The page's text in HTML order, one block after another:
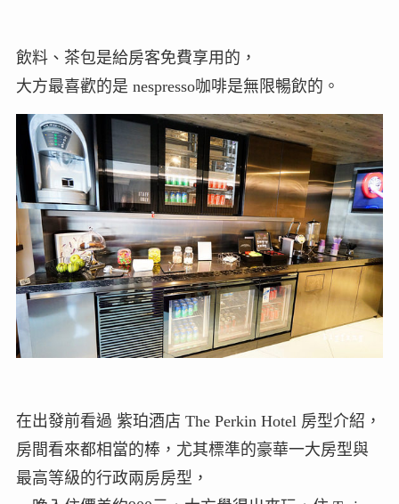
飲料、茶包是給房客免費享用的，
大方最喜歡的是 nespresso咖啡是無限暢飲的。
在出發前看過 紫珀酒店 The Perkin Hotel 房型介紹，
房間看來都相當的棒，尤其標準的豪華一大房型與
最高等級的行政兩房房型，